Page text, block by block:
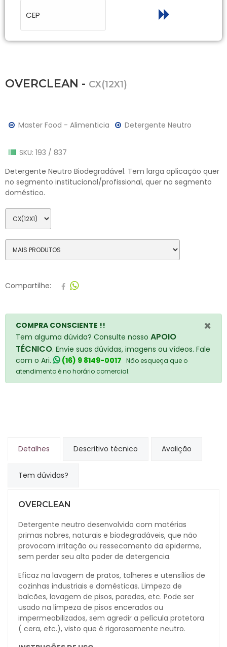
OVERCLEAN - CX(12X1)
Master Food - Alimenticia Detergente Neutro
SKU: 193 / 837
Detergente Neutro Biodegradável. Tem larga aplicação quer
no segmento institucional/profissional, quer no segmento
doméstico.
Compartilhe:
×
COMPRA CONSCIENTE !!
Tem alguma dúvida? Consulte nosso APOIO
TÉCNICO. Envie suas dúvidas, imagens ou vídeos. Fale
com o Ari.
(16) 9 8149-0017 Não esqueça que o
atendimento é no horário comercial.
Detalhes Descritivo técnico Avalição
Tem dúvidas?
OVERCLEAN
Detergente neutro desenvolvido com matérias
primas nobres, naturais e biodegradáveis, que não
provocam irritação ou ressecamento da epiderme,
sem perder seu alto poder de detergencia.
Eficaz na lavagem de pratos, talheres e utensílios de
cozinhas industriais e domésticas. Limpeza de
balcões, lavagem de pisos, paredes, etc. Pode ser
usado na limpeza de pisos encerados ou
impermeabilizados, sem agredir a película protetora
( cera, etc.), visto que é rigorosamente neutro.